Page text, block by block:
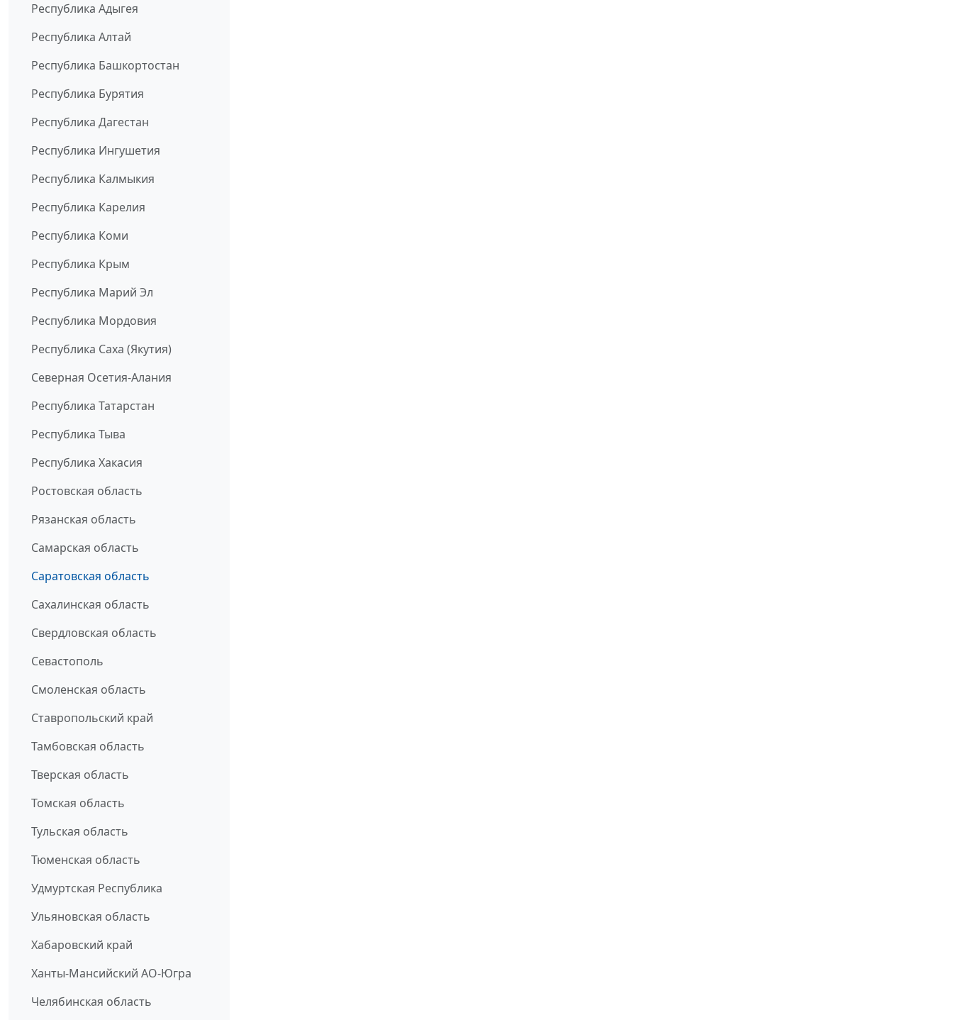
Республика Адыгея
Республика Алтай
Республика Башкортостан
Республика Бурятия
Республика Дагестан
Республика Ингушетия
Республика Калмыкия
Республика Карелия
Республика Коми
Республика Крым
Республика Марий Эл
Республика Мордовия
Республика Саха (Якутия)
Северная Осетия-Алания
Республика Татарстан
Республика Тыва
Республика Хакасия
Ростовская область
Рязанская область
Самарская область
Саратовская область
Сахалинская область
Свердловская область
Севастополь
Смоленская область
Ставропольский край
Тамбовская область
Тверская область
Томская область
Тульская область
Тюменская область
Удмуртская Республика
Ульяновская область
Хабаровский край
Ханты-Мансийский АО-Югра
Челябинская область